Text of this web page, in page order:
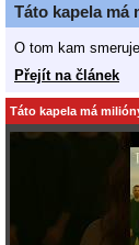
Táto kapela má
O tom kam
Přejít na článek
Táto kapela má